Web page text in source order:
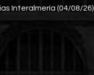
Interalmería (04/08/26)